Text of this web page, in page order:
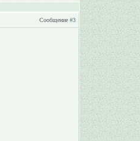
Сообщение #3